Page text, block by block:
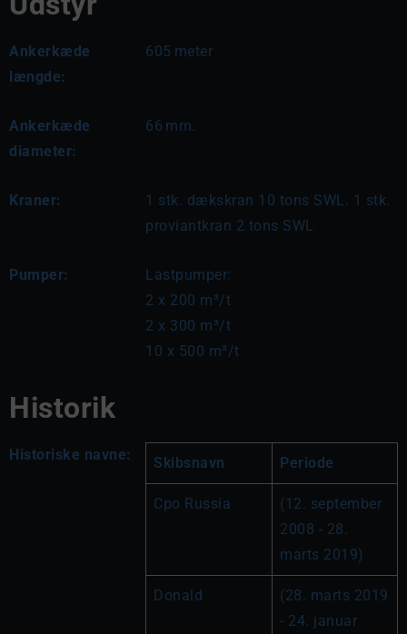
Ankerkæde
længde:
605 meter
Ankerkæde
diameter:
66 mm.
Kraner:
1 stk. dækskran 10 tons SWL. 1 stk.
proviantkran 2 tons SWL
Pumper:
Lastpumper:
2 x 200 m³/t
2 x 300 m³/t
10 x 500 m³/t
Historik
Historiske navne: Skibsnavn Periode
Cpo Russia
(12. september
2008 - 28.
marts 2019)
Donald
(28. marts 2019
- 24. januar